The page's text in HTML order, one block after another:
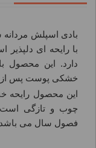
بادی اسپلش
با رایحه ای
دارد. این محصول
خشکی پوست پس از
این محصول رایحه
چوب و تازگی
فصول سال می